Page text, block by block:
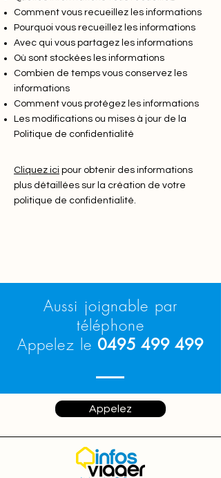
Comment vous recueillez les informations
Pourquoi vous recueillez les informations
Avec qui vous partagez les informations
Où sont stockées les informations
Combien de temps vous conservez les
informations
Comment vous protégez les informations
Les modifications ou mises à jour de la
Politique de confidentialité
Cliquez ici pour obtenir des informations
plus détaillées sur la création de votre
politique de confidentialité.
Aussi joignable par
téléphone
Appelez le0495 499 499
Appelez